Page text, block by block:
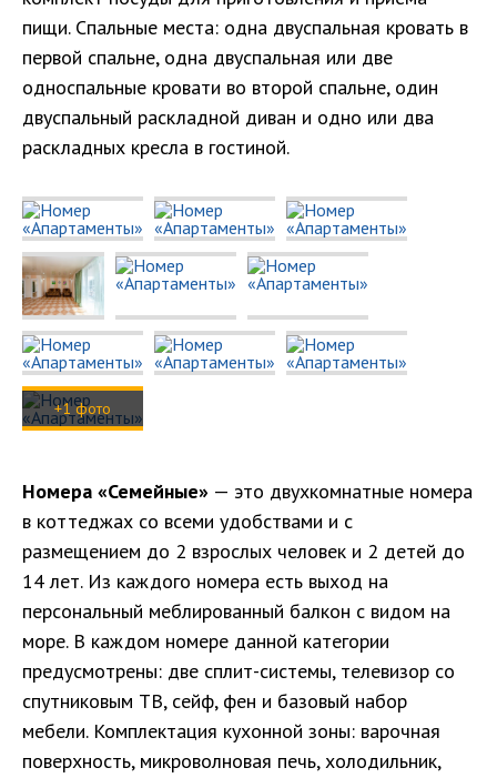
пищи. Спальные места: одна двуспальная кровать в
первой спальне, одна двуспальная или две
односпальные кровати во второй спальне, один
двуспальный раскладной диван и одно или два
раскладных кресла в гостиной.
+1 фото
Номера «Семейные» — это двухкомнатные номера
в коттеджах со всеми удобствами и с
размещением до 2 взрослых человек и 2 детей до
14 лет. Из каждого номера есть выход на
персональный меблированный балкон с видом на
море. В каждом номере данной категории
предусмотрены: две сплит-системы, телевизор со
спутниковым ТВ, сейф, фен и базовый набор
мебели. Комплектация кухонной зоны: варочная
поверхность, микроволновая печь, холодильник,